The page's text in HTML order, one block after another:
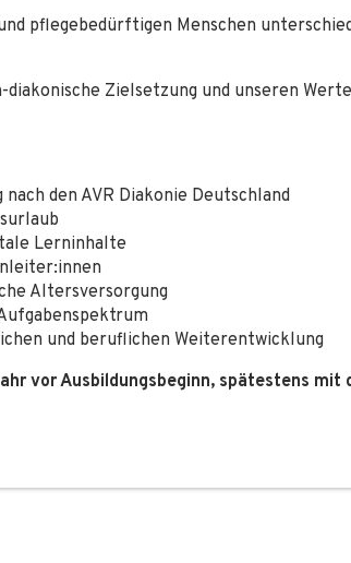
pflegebedürftigen Menschen
Zielsetzung und unseren
den AVR Diakonie Deutschland
Lerninhalte
Altersversorgung
und beruflichen Weiterentwicklung
vor Ausbildungsbeginn, spätestens mit